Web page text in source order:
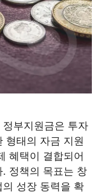
부지원금은 투자
형태의 자금 지원
혜택이 결합되어
정책의 목표는 창
성장 동력을 확